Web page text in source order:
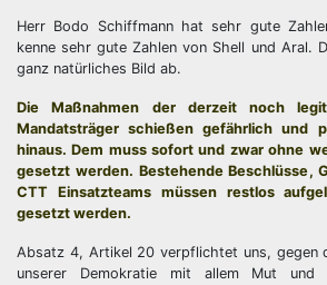
Herr Bodo Schiffmann hat sehr gute
kenne sehr gute Zahlen von Shell und Aral.
ganz natürliches Bild ab.
Die Maßnahmen der derzeit noch
Mandatsträger schießen gefährlich und
hinaus. Dem muss sofort und zwar ohne
gesetzt werden. Bestehende Beschlüsse,
CTT Einsatzteams müssen restlos
gesetzt werden.
Absatz 4, Artikel 20 verpflichtet uns, gegen
unserer Demokratie mit allem Mut und